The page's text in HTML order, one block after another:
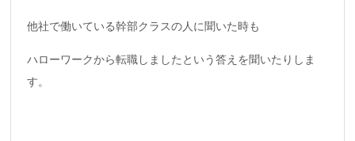
他社で働いている幹部クラスの人に聞いた時も
ハローワークから転職しましたという答えを聞いたりしま
す。